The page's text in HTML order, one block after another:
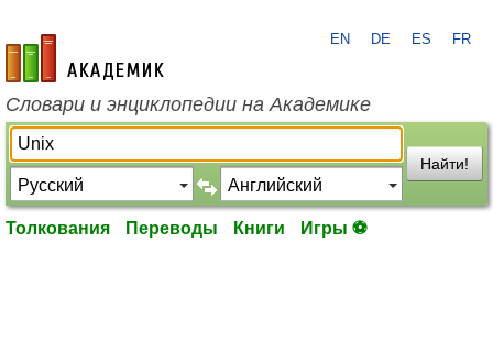
academic.ru
EN DE ES FR
Словари и энциклопедии на Академике
Найти!
Толкования Переводы Книги Игры ⚽